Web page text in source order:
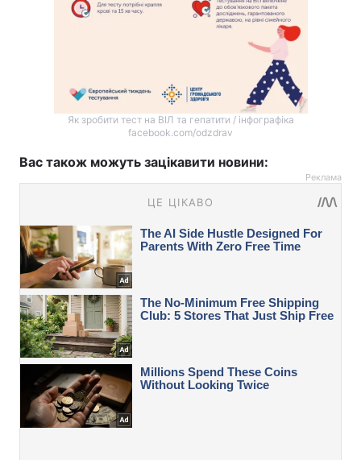
Як зробити тест на ВІЛ та гепатити / інфографіка
facebook.com/odzdrav
Вас також можуть зацікавити новини:
Реклама